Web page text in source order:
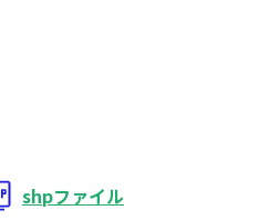
shpファイル